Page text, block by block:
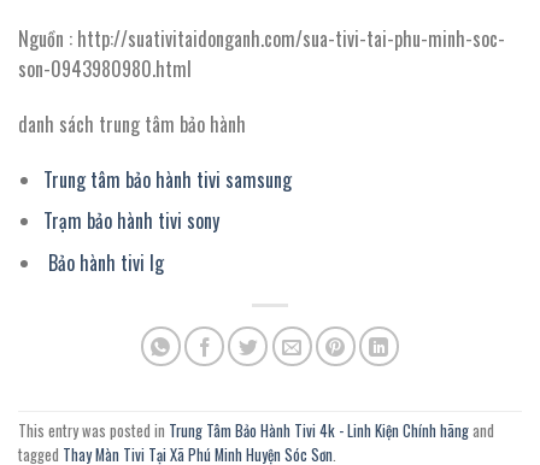
Nguồn : http://suativitaidonganh.com/sua-tivi-tai-phu-minh-soc-
son-0943980980.html
danh sách trung tâm bảo hành
Trung tâm bảo hành tivi samsung
Trạm bảo hành tivi sony
Bảo hành tivi lg
This entry was posted in Trung Tâm Bảo Hành Tivi 4k - Linh Kiện Chính hãngand
tagged Thay Màn Tivi Tại Xã Phú Minh Huyện Sóc Sơn.